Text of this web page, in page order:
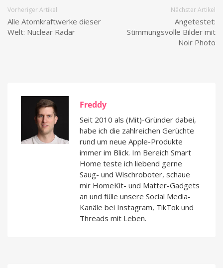
Vorheriger Artikel
Alle Atomkraftwerke dieser
Welt: Nuclear Radar
Nächster Artikel
Angetestet:
Stimmungsvolle Bilder mit
Noir Photo
Freddy
Seit 2010 als (Mit)-Gründer dabei,
habe ich die zahlreichen Gerüchte
rund um neue Apple-Produkte
immer im Blick. Im Bereich Smart
Home teste ich liebend gerne
Saug- und Wischroboter, schaue
mir HomeKit- und Matter-Gadgets
an und fülle unsere Social Media-
Kanäle bei Instagram, TikTok und
Threads mit Leben.